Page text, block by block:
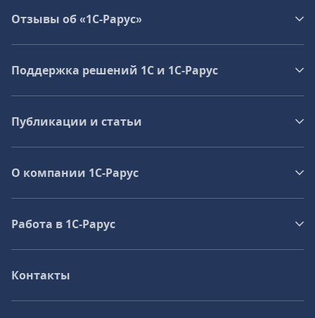
Отзывы об «1С-Рарус»
Поддержка решений 1С и 1С‑Рарус
Публикации и статьи
О компании 1C-Рарус
Работа в 1С‑Рарус
Контакты